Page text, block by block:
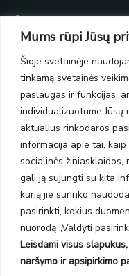
Mums rūpi Jūsų
Šioje svetainėje
tinkamą svetainės
paslaugas ir funkcijas,
individualizuotume Jūsų
aktualius rinkodaros
informacija apie tai,
socialinės
gali ją sujungti su kita
kurią jie surinko
pasirinkti, kokius
nuorodą „Valdyti
Leisdami visus
naršymo ir apsipirkimo
PC Molas, Klaipėda
PC BIG 2, Klaipėda
Šilutės pl. 35
PC Banginis, Klaipėda
NAUJIENLAIŠKIS
Prenumeruokite ir
leidimo kolekcijas.